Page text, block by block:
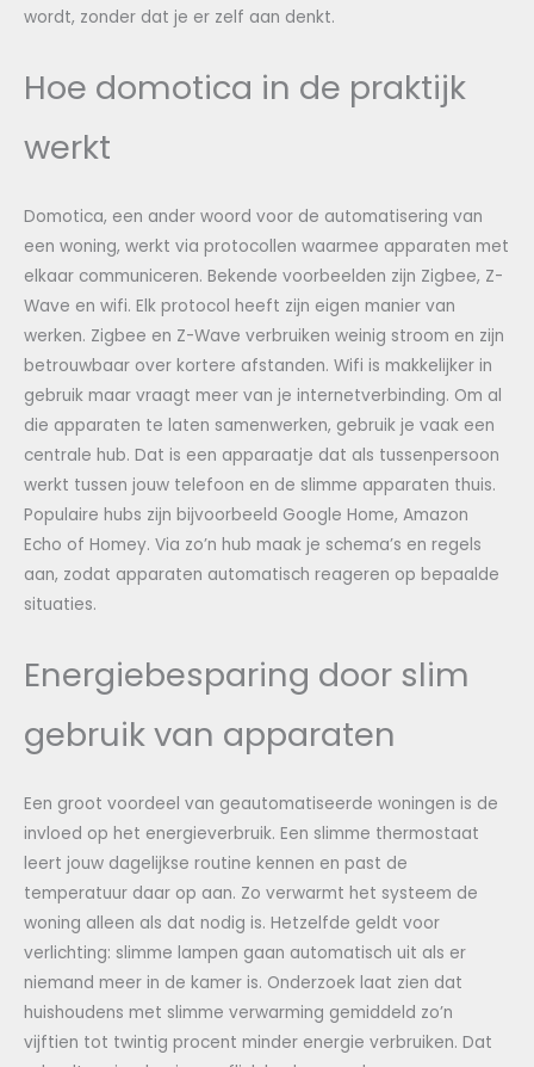
wordt, zonder dat je er zelf aan denkt.
Hoe domotica in de praktijk
werkt
Domotica, een ander woord voor de automatisering van
een woning, werkt via protocollen waarmee apparaten met
elkaar communiceren. Bekende voorbeelden zijn Zigbee, Z-
Wave en wifi. Elk protocol heeft zijn eigen manier van
werken. Zigbee en Z-Wave verbruiken weinig stroom en zijn
betrouwbaar over kortere afstanden. Wifi is makkelijker in
gebruik maar vraagt meer van je internetverbinding. Om al
die apparaten te laten samenwerken, gebruik je vaak een
centrale hub. Dat is een apparaatje dat als tussenpersoon
werkt tussen jouw telefoon en de slimme apparaten thuis.
Populaire hubs zijn bijvoorbeeld Google Home, Amazon
Echo of Homey. Via zo’n hub maak je schema’s en regels
aan, zodat apparaten automatisch reageren op bepaalde
situaties.
Energiebesparing door slim
gebruik van apparaten
Een groot voordeel van geautomatiseerde woningen is de
invloed op het energieverbruik. Een slimme thermostaat
leert jouw dagelijkse routine kennen en past de
temperatuur daar op aan. Zo verwarmt het systeem de
woning alleen als dat nodig is. Hetzelfde geldt voor
verlichting: slimme lampen gaan automatisch uit als er
niemand meer in de kamer is. Onderzoek laat zien dat
huishoudens met slimme verwarming gemiddeld zo’n
vijftien tot twintig procent minder energie verbruiken. Dat